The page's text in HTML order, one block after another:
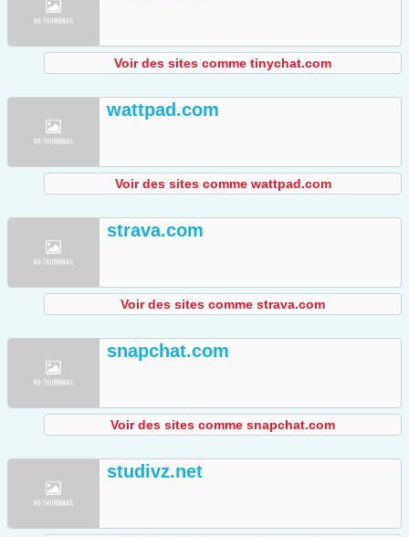
Voir des sites comme tinychat.com
wattpad.com
Voir des sites comme wattpad.com
strava.com
Voir des sites comme strava.com
snapchat.com
Voir des sites comme snapchat.com
studivz.net